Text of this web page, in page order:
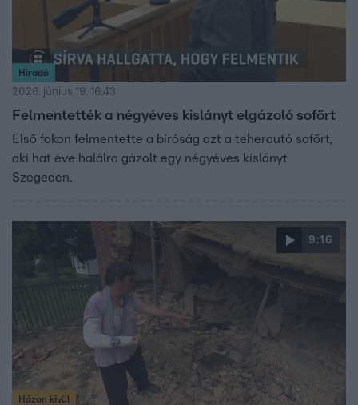
Híradó
2026. június 19. 16:43
Felmentették a négyéves kislányt elgázoló sofőrt
Első fokon felmentette a bíróság azt a teherautó sofőrt,
aki hat éve halálra gázolt egy négyéves kislányt
Szegeden.
9:16
Házon kívül